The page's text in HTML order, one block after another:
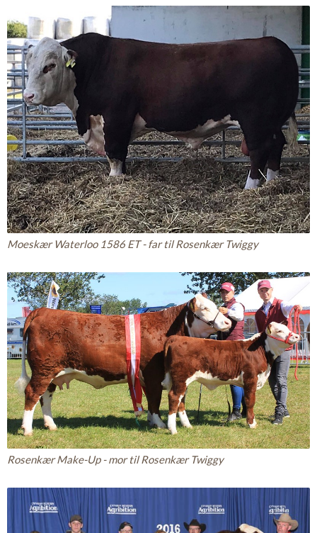
Moeskær Waterloo 1586 ET - far til Rosenkær Twiggy
Rosenkær Make-Up - mor til Rosenkær Twiggy